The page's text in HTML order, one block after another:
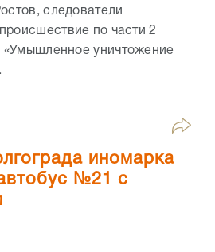
следователи
по части 2
«Умышленное уничтожение
иномарка
№21 с